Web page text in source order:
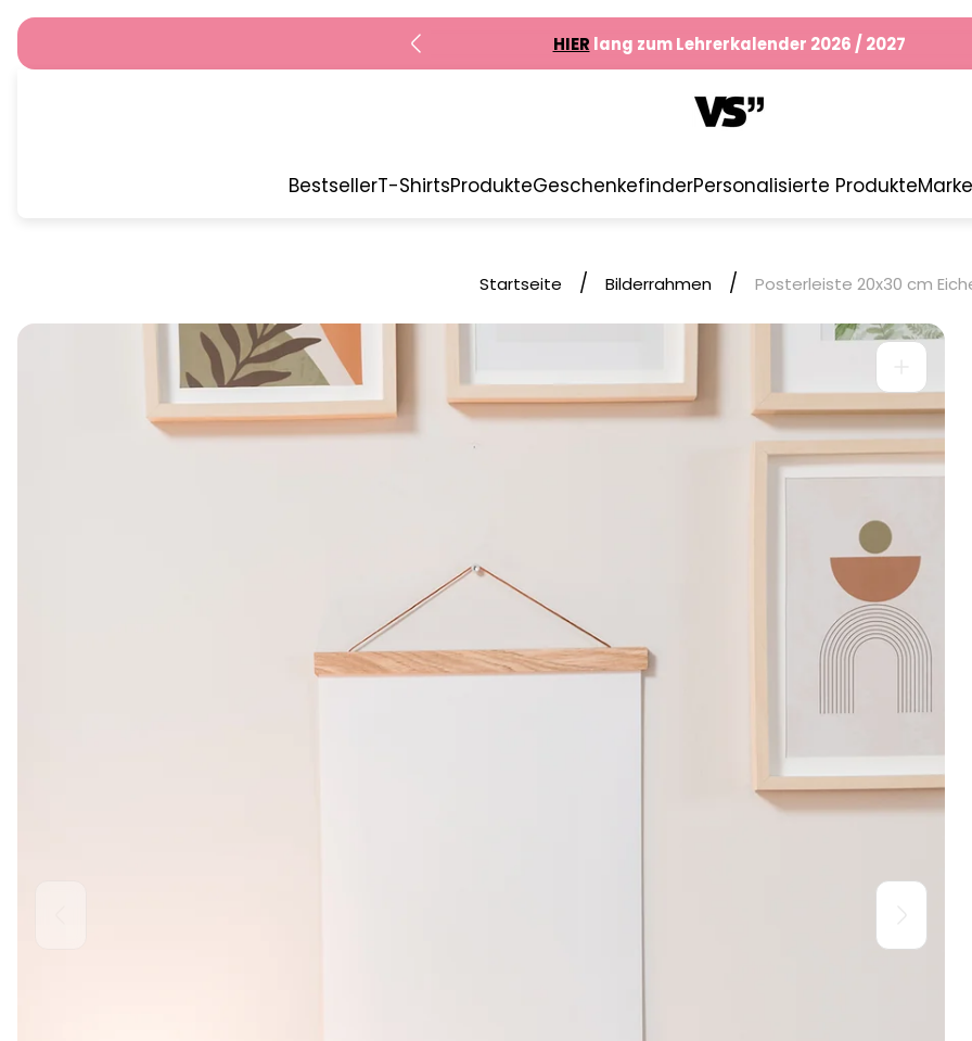
HIER lang zum Lehrerkalender 2026 / 2027
✔︎Versandkostenfrei ab35€
lang zum Lehrerkalender 2026 / 2027
Logo"
BestsellerT-ShirtsProdukteGeschenkefinderPersonalisierte Produkte
Startseite / Bilderrahmen / Posterleiste 20x30 cm